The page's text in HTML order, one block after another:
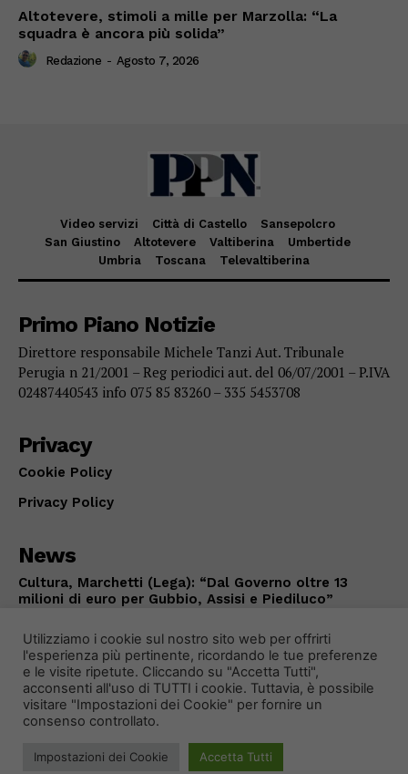
Altotevere, stimoli a mille per Marzolla: “La
squadra è ancora più solida”
Redazione - Agosto 7, 2026
Video servizi Città di Castello
Sansepolcro
San Giustino
Altotevere Valtiberina
Umbertide
Umbria
Toscana Televaltiberina
Primo Piano Notizie
Direttore responsabile Michele Tanzi Aut. Tribunale
Perugia n 21/2001 – Reg periodici aut. del 06/07/2001 – P.IVA
02487440543 info 075 85 83260 – 335 5453708
Privacy
Cookie Policy
Privacy Policy
News
Cultura, Marchetti (Lega): “Dal Governo oltre 13
milioni di euro per Gubbio, Assisi e Piediluco”
Utilizziamo i cookie sul nostro sito web per offrirti
l'esperienza più pertinente, ricordando le tue preferenze
e le visite ripetute. Cliccando su "Accetta Tutti",
acconsenti all'uso di TUTTI i cookie. Tuttavia, è possibile
visitare "Impostazioni dei Cookie" per fornire un
consenso controllato.
Impostazioni dei Cookie Accetta Tutti